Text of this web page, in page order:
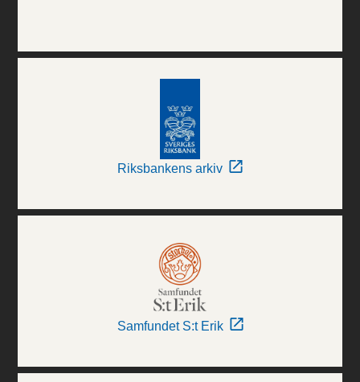
Riksbankens arkiv
Samfundet S:t Erik